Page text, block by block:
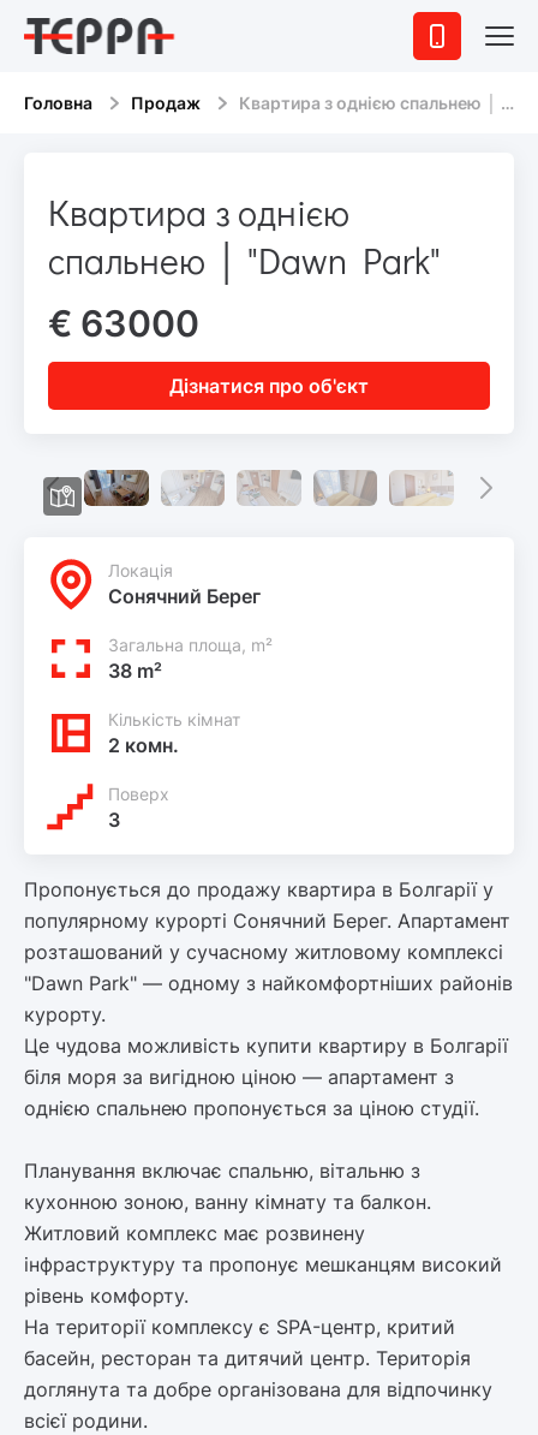
Головна Продаж Квартира з однією спальнею │ "Dawn Park"
Квартира з однією
спальнею │ "Dawn Park"
€ 63000
Дізнатися про об'єкт
Локацiя
Сонячний Берег
Загальна площа, m²
38 m²
Кількість кімнат
2 комн.
Поверх
3
Пропонується до продажу квартира в Болгарії у
популярному курорті Сонячний Берег. Апартамент
розташований у сучасному житловому комплексі
"Dawn Park" — одному з найкомфортніших районів
курорту.
Це чудова можливість купити квартиру в Болгарії
біля моря за вигідною ціною — апартамент з
однією спальнею пропонується за ціною студії.
Планування включає спальню, вітальню з
кухонною зоною, ванну кімнату та балкон.
Житловий комплекс має розвинену
інфраструктуру та пропонує мешканцям високий
рівень комфорту.
На території комплексу є SPA-центр, критий
басейн, ресторан та дитячий центр. Територія
доглянута та добре організована для відпочинку
всієї родини.